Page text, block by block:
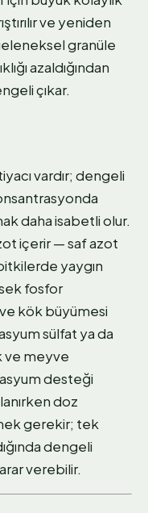
ve yeniden
granüle
azaldığından
çıkar.
vardır; dengeli
daha isabetli olur.
içerir — saf azot
yaygın
fosfor
kök büyümesi
sülfat ya da
ve meyve
desteği
doz
gerekir; tek
dengeli
verebilir.